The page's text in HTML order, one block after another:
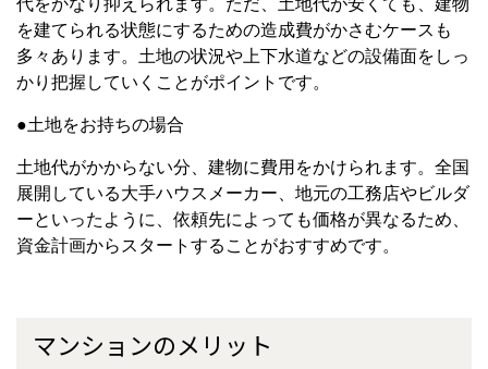
を建てられる状態にするための造成費がかさむケースも
多々あります。土地の状況や上下水道などの設備面をしっ
かり把握していくことがポイントです。
●土地をお持ちの場合
土地代がかからない分、建物に費用をかけられます。全国
展開している大手ハウスメーカー、地元の工務店やビルダ
ーといったように、依頼先によっても価格が異なるため、
資金計画からスタートすることがおすすめです。
マンションのメリット